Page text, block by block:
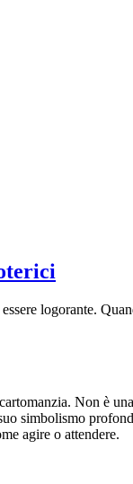
logorante.
Non è
simbolismo
agire o attendere.